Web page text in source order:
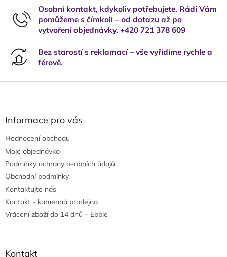
Osobní kontakt, kdykoliv potřebujete. Rádi Vám
pomůžeme s čímkoli – od dotazu až po
vytvoření objednávky. +420 721 378 609
Bez starostí s reklamací – vše vyřídíme rychle a
férově.
Informace pro vás
Hodnocení obchodu
Moje objednávka
Podmínky ochrany osobních údajů
Obchodní podmínky
Kontaktujte nás
Kontakt - kamenná prodejna
Vrácení zboží do 14 dnů – Ebbie
Kontakt